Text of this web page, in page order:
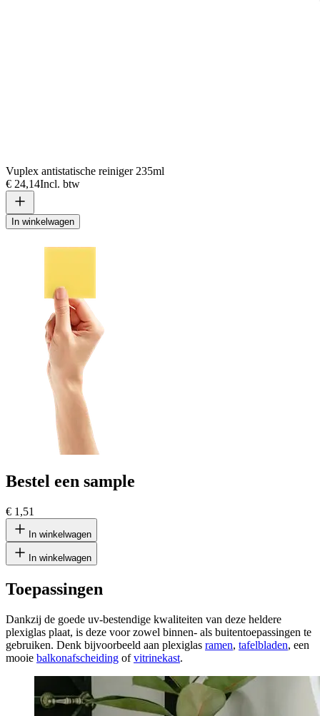
Vuplex antistatische reiniger 235ml
€ 24,14Incl. btw
In winkelwagen
Bestel een sample
€ 1,51
In winkelwagen
In winkelwagen
Toepassingen
Dankzij de goede uv-bestendige kwaliteiten van deze heldere
plexiglas plaat, is deze voor zowel binnen- als buitentoepassingen te
gebruiken. Denk bijvoorbeeld aan plexiglas ramen, tafelbladen, een
mooie balkonafscheiding ofvitrinekast.